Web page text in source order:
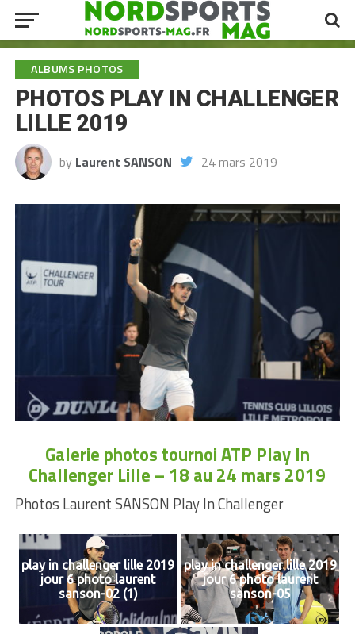
ALBUMS PHOTOS
PHOTOS PLAY IN CHALLENGER
LILLE 2019
by Laurent SANSON 24 mars 2019
Galerie photos tournoi ATP Play In
Challenger Lille – 18 au 24 mars 2019
Photos Laurent SANSON Play In Challenger
play in challenger lille 2019
jour 6 photo laurent
sanson-02 (1)
play in challenger lille 2019
jour 6 photo laurent
sanson-05